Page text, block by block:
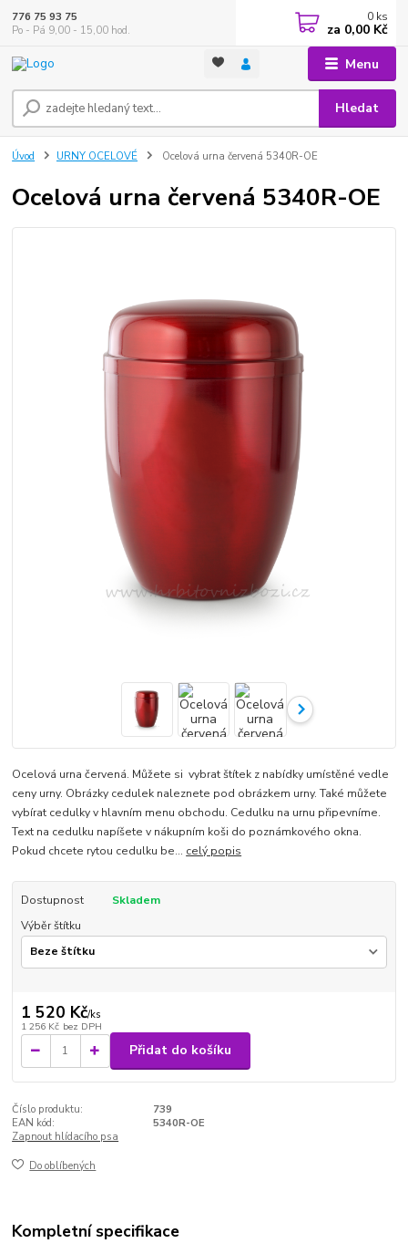
Menu
Hledat
776 75 93 75
Po - Pá 9,00 - 15,00 hod.
0 ks
za 0,00 Kč
Úvod URNY OCELOVÉ Ocelová urna červená 5340R-OE
Ocelová urna červená 5340R-OE
Ocelová urna červená. Můžete si vybrat štítek z nabídky umístěné vedle
ceny urny. Obrázky cedulek naleznete pod obrázkem urny. Také můžete
vybírat cedulky v hlavním menu obchodu. Cedulku na urnu připevníme.
Text na cedulku napíšete v nákupním koši do poznámkového okna.
Pokud chcete rytou cedulku be... celý popis
Dostupnost
Skladem
Výběr štítku
1 520 Kč/ks
1 256 Kč bez DPH
Přidat do košíku
Číslo produktu:
739
EAN kód:
5340R-OE
Zapnout hlídacího psa
Do oblíbených
Kompletní specifikace